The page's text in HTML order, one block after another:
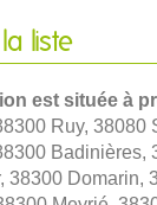
liste
est située à
Ruy, 38080
Badinières,
38300 Domarin,